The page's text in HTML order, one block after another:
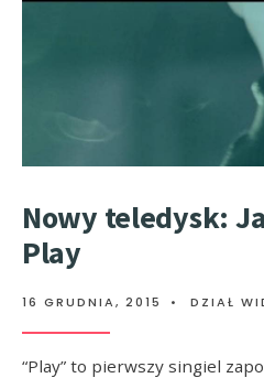
Nowy teledysk:
Play
16 GRUDNIA, 2015 • DZIAŁ
“Play” to pierwszy singiel